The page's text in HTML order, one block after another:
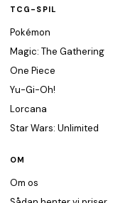
TCG-SPIL
Pokémon
Magic: The Gathering
One Piece
Yu-Gi-Oh!
Lorcana
Star Wars: Unlimited
OM
Om os